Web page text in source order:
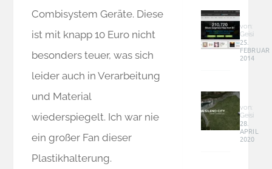
Combisystem Geräte. Diese
ist mit knapp 10 Euro nicht
besonders teuer, was sich
leider auch in Verarbeitung
und Material
wiederspiegelt. Ich war nie
ein großer Fan dieser
Plastikhalterung.
im
&
Co
–
Online
Geld
von:
Geisi
25.
FEBRUAR
2014
Sileno
City
–
von:
Geisi
28.
APRIL
2020